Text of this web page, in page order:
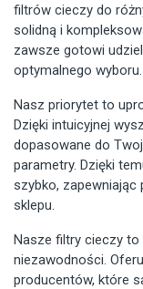
filtrów cieczy do
solidną i
zawsze gotowi
optymalnego wyboru.
Nasz priorytet to
Dzięki intuicyjnej
dopasowane do
parametry. Dzięki
szybko, zapewniając
sklepu.
Nasze filtry cieczy to
niezawodności.
producentów, które